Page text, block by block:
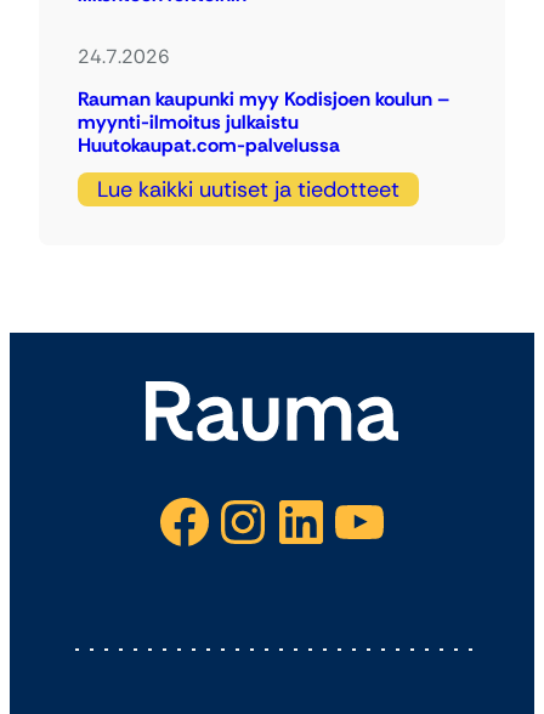
24.7.2026
Rauman kaupunki myy Kodisjoen koulun –
myynti-ilmoitus julkaistu
Huutokaupat.com-palvelussa
Lue kaikki uutiset ja tiedotteet
Facebook Instagram LinkedIn YouTube